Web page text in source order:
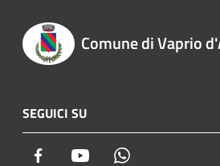
Comune di Vaprio
SEGUICI SU
Facebook Youtube